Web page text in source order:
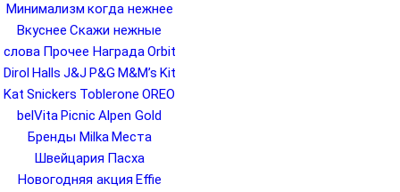
Минимализм когда нежнее
Вкуснее Скажи нежные
слова Прочее НаградаOrbit
Dirol Halls J&J P&G M&M’s Kit
Kat Snickers Toblerone OREO
belVita Picnic Alpen Gold
Бренды Milka Места
Швейцария Пасха
Новогодняя акция Effie